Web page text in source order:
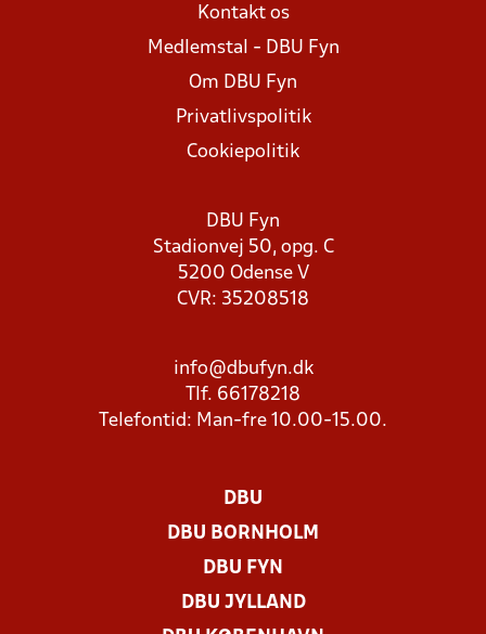
Kontakt os
Medlemstal - DBU Fyn
Om DBU Fyn
Privatlivspolitik
Cookiepolitik
DBU Fyn
Stadionvej 50, opg. C
5200 Odense V
CVR: 35208518
info@dbufyn.dk
Tlf. 66178218
Telefontid: Man-fre 10.00-15.00.
DBU
DBU BORNHOLM
DBU FYN
DBU JYLLAND